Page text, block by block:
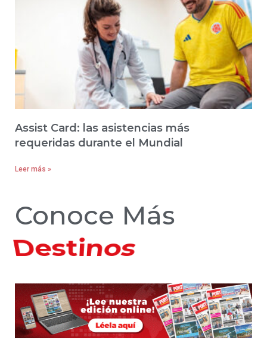
Assist Card: las asistencias más
requeridas durante el Mundial
Leer más »
Conoce Más
Hoteles